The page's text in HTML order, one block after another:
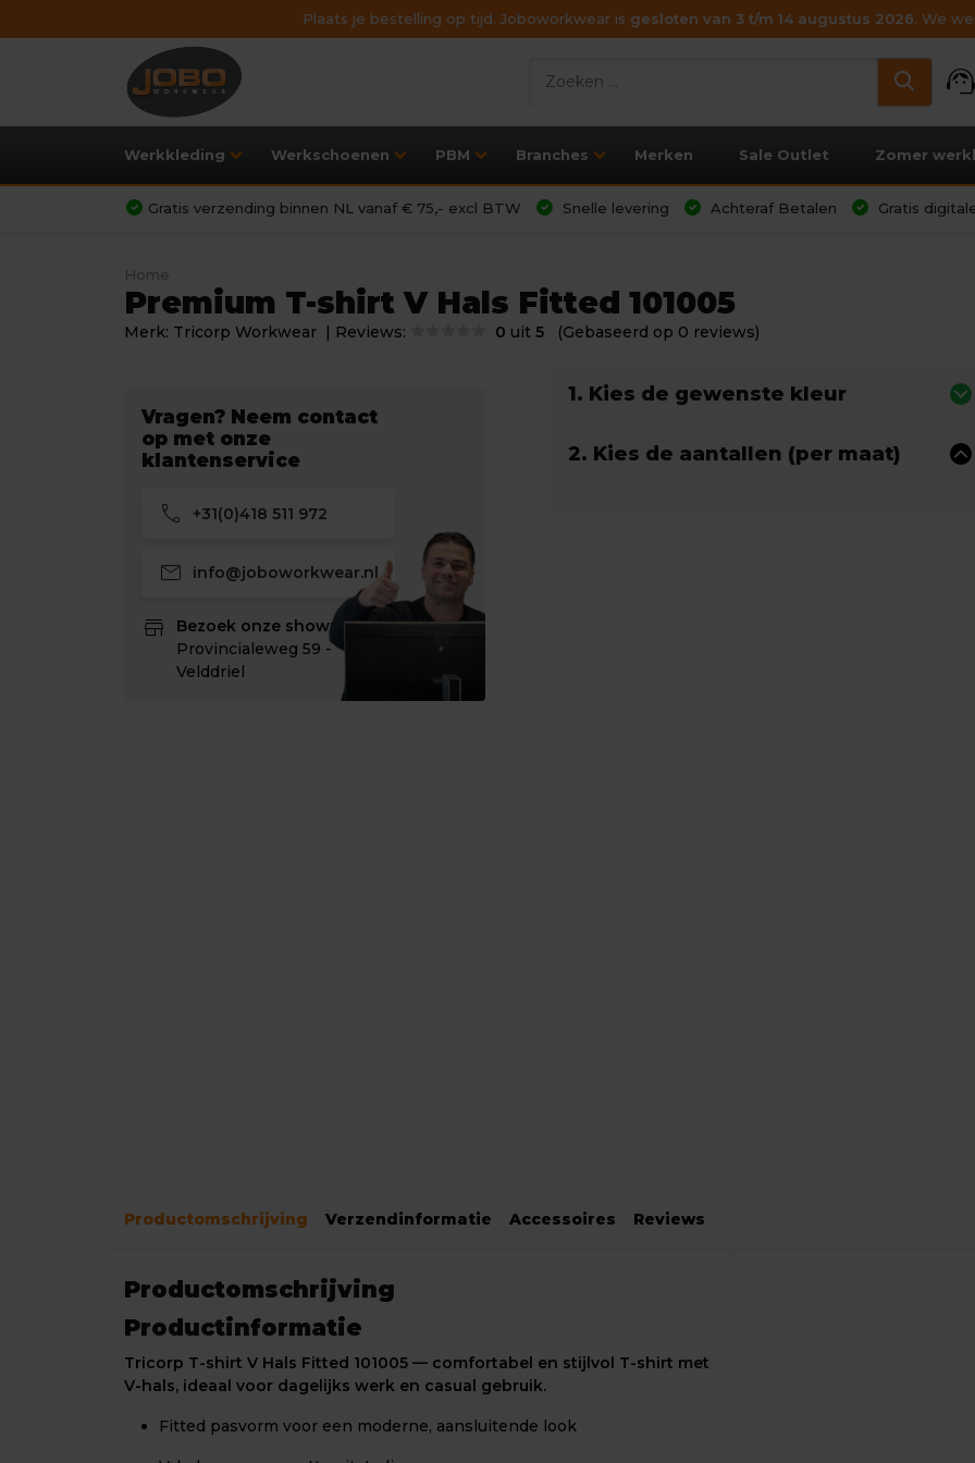
Plaats je bestelling op tijd. Joboworkwear is gesloten van 3 t/m 14 augustus 2026. We
Werkkleding Werkschoenen PBM Branches Merken Sale Outlet Zomer
Gratis verzending binnen NL vanaf € 75,- excl BTW Snelle levering Achteraf Betalen Gratis
Home
Premium T-shirt V Hals Fitted 101005
Merk: Tricorp Workwear | Reviews: 0 uit 5 (Gebaseerd op 0 reviews)
Vragen? Neem contact
op met onze
klantenservice
call +31(0)418 511 972
mail info@joboworkwear.nl
store
Bezoek onze showroom:
Provincialeweg 59 -
Velddriel
1. Kies de gewenste kleur
2. Kies de aantallen (per maat)
Productomschrijving Verzendinformatie Accessoires Reviews
Productomschrijving
Productinformatie
Tricorp T-shirt V Hals Fitted 101005 — comfortabel en stijlvol T-shirt met
V-hals, ideaal voor dagelijks werk en casual gebruik.
Fitted pasvorm voor een moderne, aansluitende look